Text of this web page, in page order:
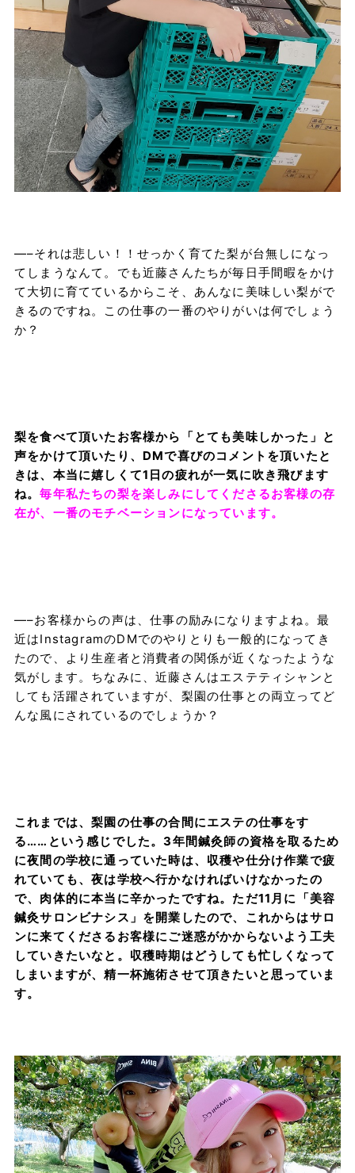
—–それは悲しい！！せっかく育てた梨が台無しになっ
てしまうなんて。でも近藤さんたちが毎日手間暇をかけ
て大切に育てているからこそ、あんなに美味しい梨がで
きるのですね。この仕事の一番のやりがいは何でしょう
か？
梨を食べて頂いたお客様から「とても美味しかった」と
声をかけて頂いたり、DMで喜びのコメントを頂いたと
きは、本当に嬉しくて1日の疲れが一気に吹き飛びます
ね。毎年私たちの梨を楽しみにしてくださるお客様の存
在が、一番のモチベーションになっています。
—–お客様からの声は、仕事の励みになりますよね。最
近はInstagramのDMでのやりとりも一般的になってき
たので、より生産者と消費者の関係が近くなったような
気がします。ちなみに、近藤さんはエステティシャンと
しても活躍されていますが、梨園の仕事との両立ってど
んな風にされているのでしょうか？
これまでは、梨園の仕事の合間にエステの仕事をす
る……という感じでした。3年間鍼灸師の資格を取るため
に夜間の学校に通っていた時は、収穫や仕分け作業で疲
れていても、夜は学校へ行かなければいけなかったの
で、肉体的に本当に辛かったですね。ただ11月に「美容
鍼灸サロンビナシス」を開業したので、これからはサロ
ンに来てくださるお客様にご迷惑がかからないよう工夫
していきたいなと。収穫時期はどうしても忙しくなって
しまいますが、精一杯施術させて頂きたいと思っていま
す。